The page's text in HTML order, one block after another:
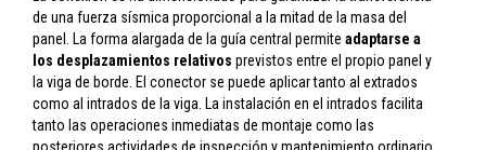
de una fuerza sísmica proporcional a la mitad de la masa del
panel. La forma alargada de la guía central permite adaptarse a
los desplazamientos relativos previstos entre el propio panel y
la viga de borde. El conector se puede aplicar tanto al extrados
como al intrados de la viga. La instalación en el intrados facilita
tanto las operaciones inmediatas de montaje como las